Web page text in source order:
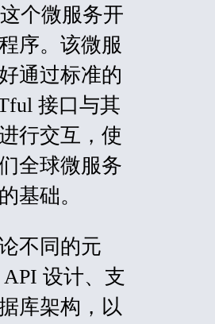
个微服务开
序。该微服
通过标准的
接口与其
行交互，使
全球微服务
基础。
不同的元
设计、支
库架构，以